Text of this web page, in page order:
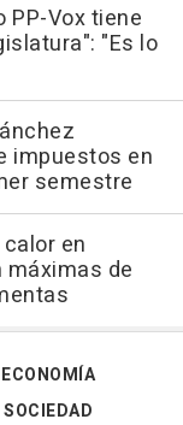
PP-Vox tiene
"Es lo
impuestos en
semestre
en
máximas de
ECONOMÍA
SOCIEDAD